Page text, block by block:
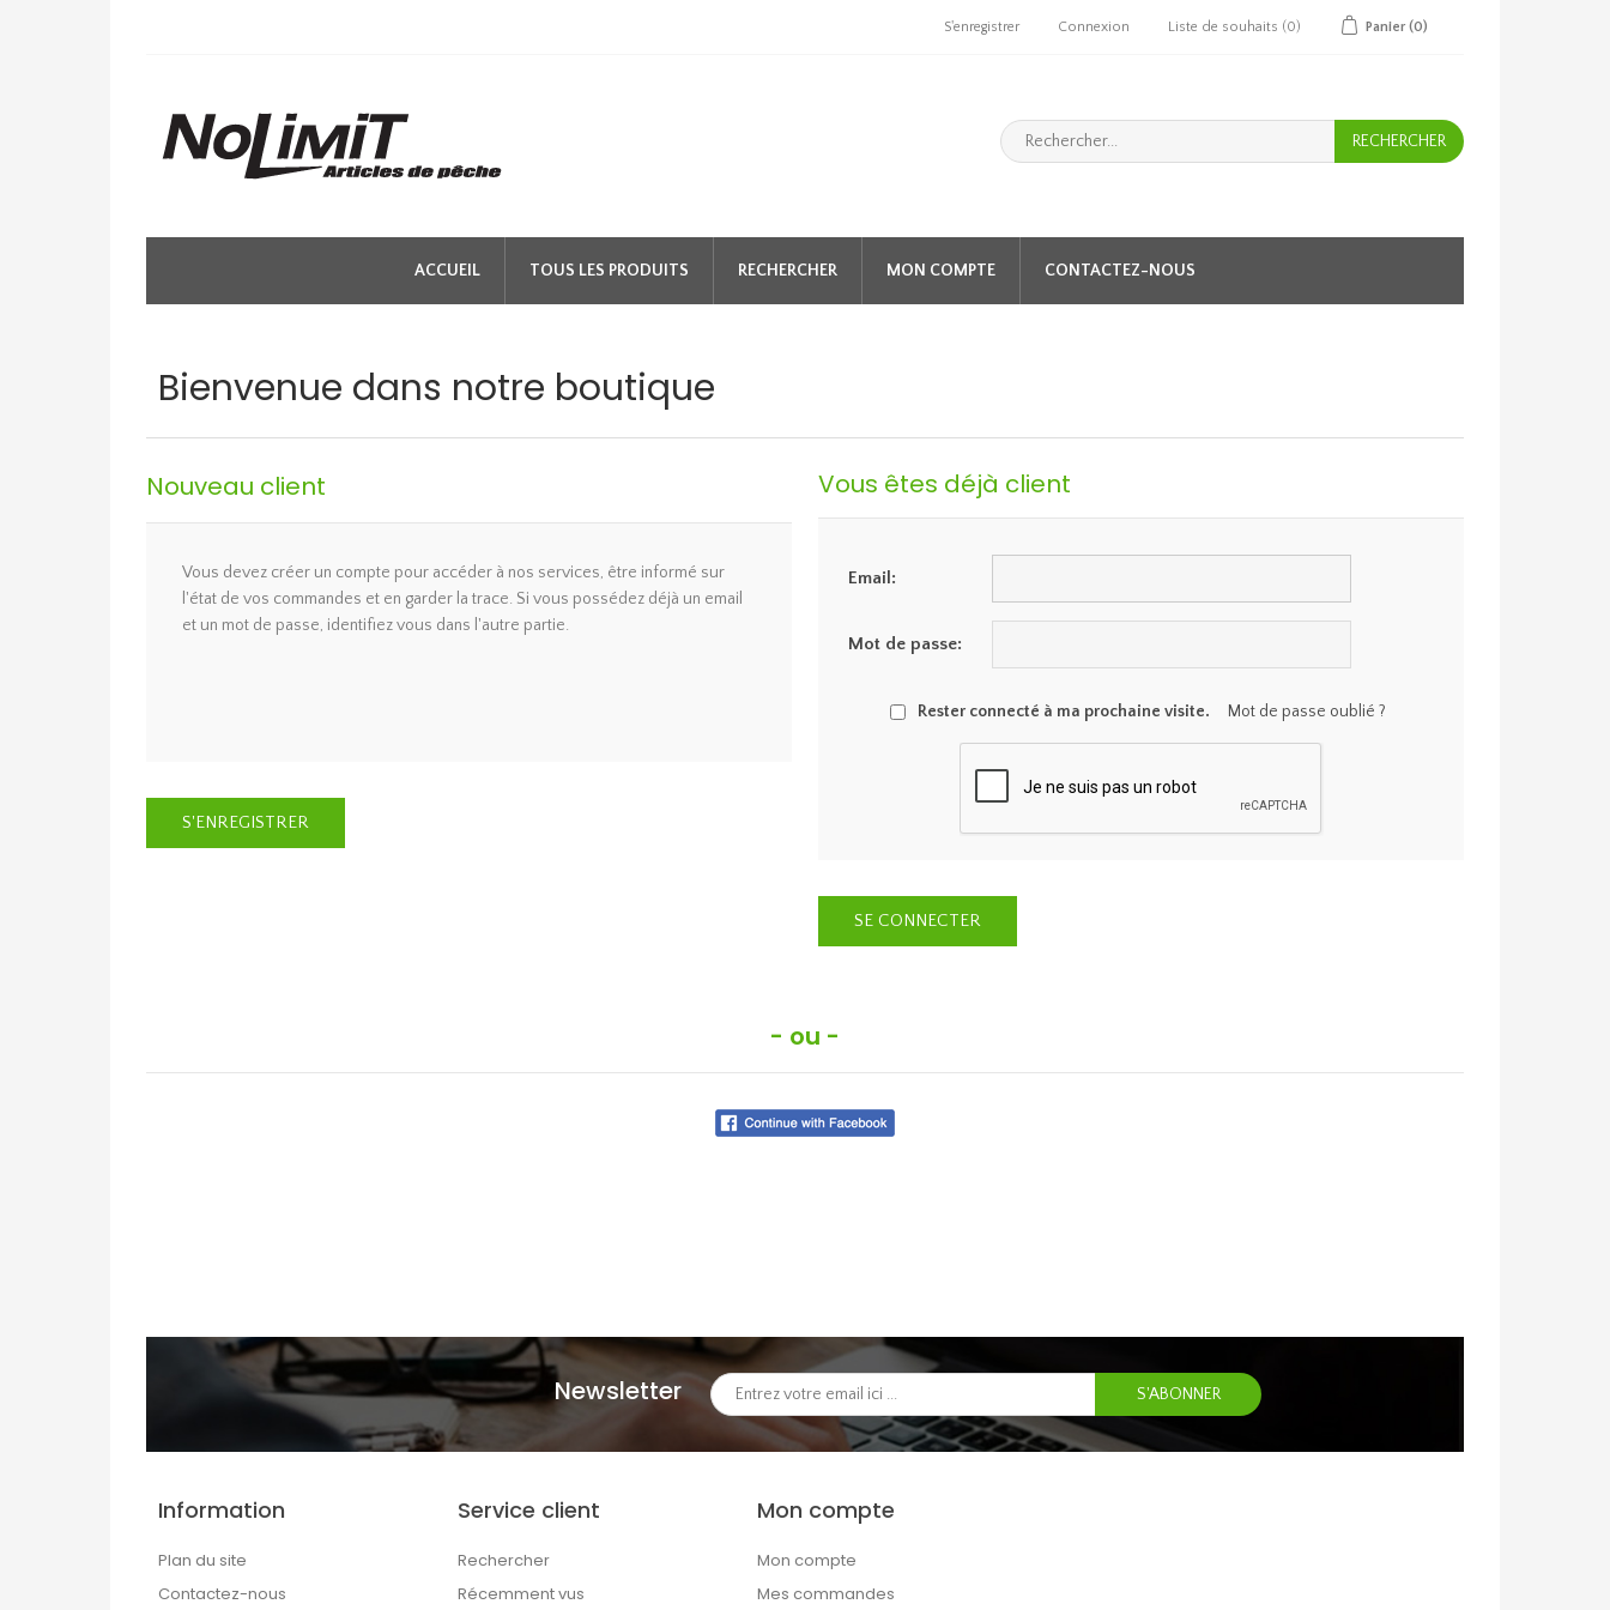
S'enregistrer Connexion Liste de souhaits (0) Panier (0)
ACCUEIL TOUS LES PRODUITS RECHERCHER MON COMPTE CONTACTEZ-NOUS
Bienvenue dans notre boutique
Nouveau client
Vous devez créer un compte pour accéder à nos services, être informé sur
l'état de vos commandes et en garder la trace. Si vous possédez déjà un email
et un mot de passe, identifiez vous dans l'autre partie.
Vous êtes déjà client
Email:
Mot de passe:
Rester connecté à ma prochaine visite. Mot de passe oublié ?
- ou -
Newsletter
Information
Plan du site
Contactez-nous
Service client
Rechercher
Récemment vus
Mon compte
Mon compte
Mes commandes